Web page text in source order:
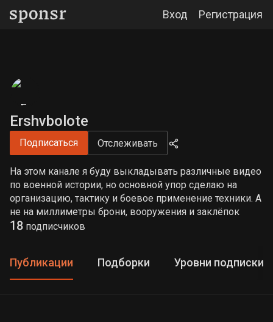
Вход Регистрация
Ershvbolote
Подписаться Отслеживать
На этом канале я буду выкладывать различные видео
по военной истории, но основной упор сделаю на
организацию, тактику и боевое применение техники. А
не на миллиметры брони, вооружения и заклёпок
18 подписчиков
Публикации Подборки Уровни подписки